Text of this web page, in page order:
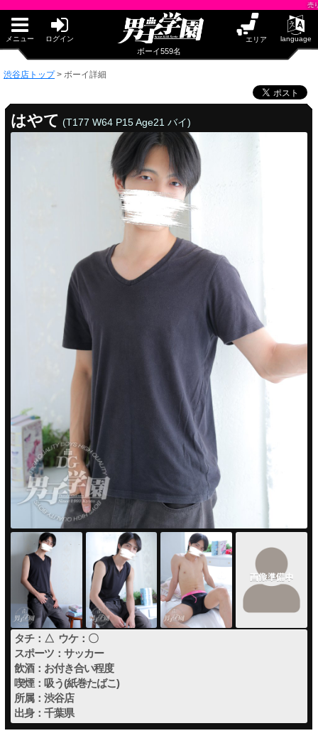
売り専(ウ
メニュー ログイン エリア language
ボーイ559名
サテライト大宮
PUA'吉祥寺
PUA立川
PUA町田
×閉じる
PUA四日市
PUA津
×閉じる
PUA和歌山
PUA奈良
PUA加古川
×閉じる
PUA鹿児島
×閉じる
渋谷店トップ> ボーイ詳細
はやて (T177 W64 P15 Age21 バイ)
タチ：△ ウケ：〇
スポーツ：サッカー
飲酒：お付き合い程度
喫煙：吸う(紙巻たばこ)
所属：渋谷店
出身：千葉県